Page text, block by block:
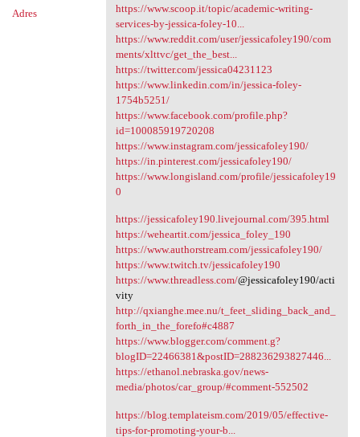
Adres
https://www.scoop.it/topic/academic-writing-
services-by-jessica-foley-10...
https://www.reddit.com/user/jessicafoley190/com
ments/xlttvc/get_the_best...
https://twitter.com/jessica04231123
https://www.linkedin.com/in/jessica-foley-
1754b5251/
https://www.facebook.com/profile.php?
id=100085919720208
https://www.instagram.com/jessicafoley190/
https://in.pinterest.com/jessicafoley190/
https://www.longisland.com/profile/jessicafoley19
0
https://jessicafoley190.livejournal.com/395.html
https://weheartit.com/jessica_foley_190
https://www.authorstream.com/jessicafoley190/
https://www.twitch.tv/jessicafoley190
https://www.threadless.com/@jessicafoley190/acti
vity
http://qxianghe.mee.nu/t_feet_sliding_back_and_
forth_in_the_forefo#c4887
https://www.blogger.com/comment.g?
blogID=22466381&postID=288236293827446...
https://ethanol.nebraska.gov/news-
media/photos/car_group/#comment-552502
https://blog.templateism.com/2019/05/effective-
tips-for-promoting-your-b...